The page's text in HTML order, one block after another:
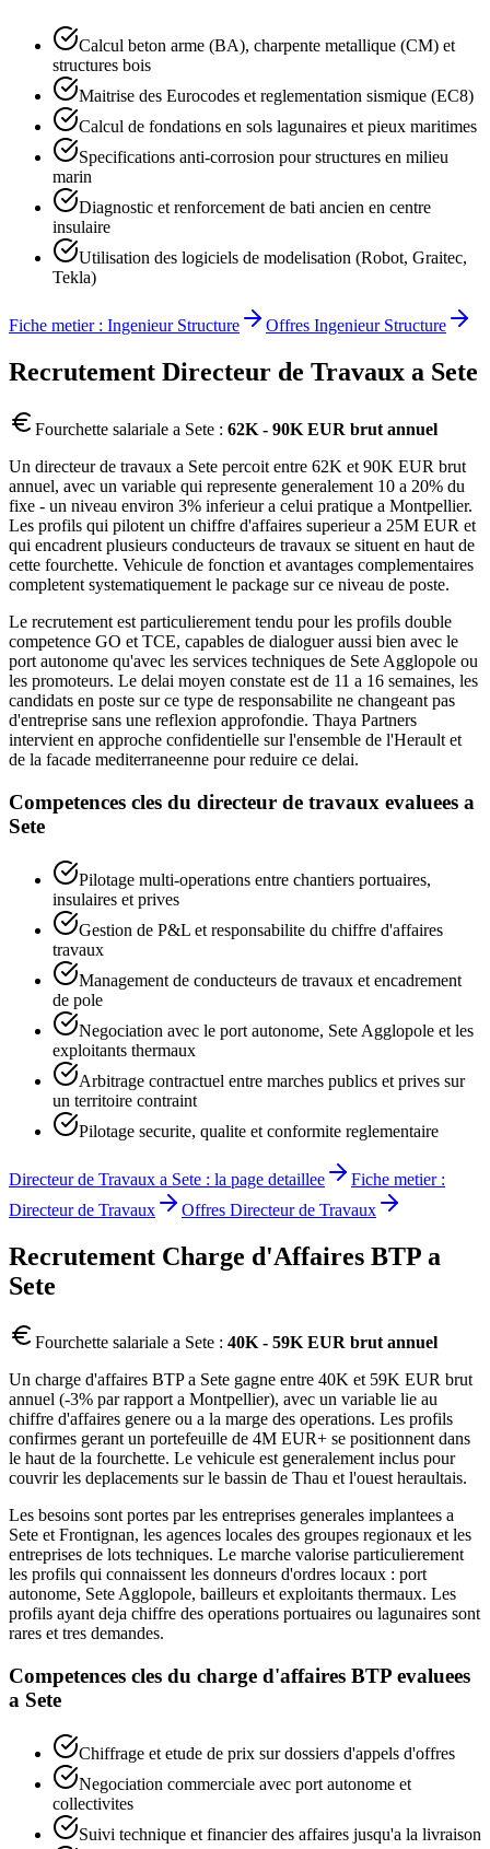
Calcul beton arme (BA), charpente metallique (CM) et
structures bois
Maitrise des Eurocodes et reglementation sismique (EC8)
Calcul de fondations en sols lagunaires et pieux maritimes
Specifications anti-corrosion pour structures en milieu
marin
Diagnostic et renforcement de bati ancien en centre
insulaire
Utilisation des logiciels de modelisation (Robot, Graitec,
Tekla)
Fiche metier : Ingenieur Structure Offres Ingenieur Structure
Recrutement Directeur de Travaux a Sete
Fourchette salariale a Sete : 62K - 90K EUR brut annuel
Un directeur de travaux a Sete percoit entre 62K et 90K EUR brut
annuel, avec un variable qui represente generalement 10 a 20% du
fixe - un niveau environ 3% inferieur a celui pratique a Montpellier.
Les profils qui pilotent un chiffre d'affaires superieur a 25M EUR et
qui encadrent plusieurs conducteurs de travaux se situent en haut de
cette fourchette. Vehicule de fonction et avantages complementaires
completent systematiquement le package sur ce niveau de poste.
Le recrutement est particulierement tendu pour les profils double
competence GO et TCE, capables de dialoguer aussi bien avec le
port autonome qu'avec les services techniques de Sete Agglopole ou
les promoteurs. Le delai moyen constate est de 11 a 16 semaines, les
candidats en poste sur ce type de responsabilite ne changeant pas
d'entreprise sans une reflexion approfondie. Thaya Partners
intervient en approche confidentielle sur l'ensemble de l'Herault et
de la facade mediterraneenne pour reduire ce delai.
Competences cles du directeur de travaux evaluees a
Sete
Pilotage multi-operations entre chantiers portuaires,
insulaires et prives
Gestion de P&L et responsabilite du chiffre d'affaires
travaux
Management de conducteurs de travaux et encadrement
de pole
Negociation avec le port autonome, Sete Agglopole et les
exploitants thermaux
Arbitrage contractuel entre marches publics et prives sur
un territoire contraint
Pilotage securite, qualite et conformite reglementaire
Directeur de Travaux a Sete : la page detaillee
Fiche metier :
Directeur de Travaux
Offres Directeur de Travaux
Recrutement Charge d'Affaires BTP a
Sete
Fourchette salariale a Sete : 40K - 59K EUR brut annuel
Un charge d'affaires BTP a Sete gagne entre 40K et 59K EUR brut
annuel (-3% par rapport a Montpellier), avec un variable lie au
chiffre d'affaires genere ou a la marge des operations. Les profils
confirmes gerant un portefeuille de 4M EUR+ se positionnent dans
le haut de la fourchette. Le vehicule est generalement inclus pour
couvrir les deplacements sur le bassin de Thau et l'ouest heraultais.
Les besoins sont portes par les entreprises generales implantees a
Sete et Frontignan, les agences locales des groupes regionaux et les
entreprises de lots techniques. Le marche valorise particulierement
les profils qui connaissent les donneurs d'ordres locaux : port
autonome, Sete Agglopole, bailleurs et exploitants thermaux. Les
profils ayant deja chiffre des operations portuaires ou lagunaires sont
rares et tres demandes.
Competences cles du charge d'affaires BTP evaluees
a Sete
Chiffrage et etude de prix sur dossiers d'appels d'offres
Negociation commerciale avec port autonome et
collectivites
Suivi technique et financier des affaires jusqu'a la livraison